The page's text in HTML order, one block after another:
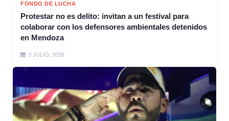
FONDO DE LUCHA
Protestar no es delito: invitan a un festival para
colaborar con los defensores ambientales detenidos
en Mendoza
3 JULIO, 2026